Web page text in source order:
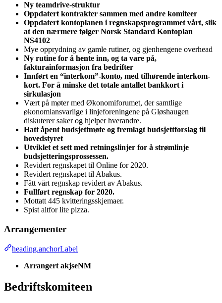
Ny teamdrive-struktur
Oppdatert kontrakter sammen med andre komiteer
Oppdatert kontoplanen i regnskapsprogrammet vårt, slik
at den nærmere følger Norsk Standard Kontoplan
NS4102
Mye opprydning av gamle rutiner, og gjenhengene overhead
Ny rutine for å hente inn, og ta vare på,
fakturainformasjon fra bedrifter
Innført en “interkom”-konto, med tilhørende interkom-
kort. For å minske det totale antallet bankkort i
sirkulasjon
Vært på møter med Økonomiforumet, der samtlige
økonomiansvarlige i linjeforeningene på Gløshaugen
diskuterer saker og hjelper hverandre.
Hatt åpent budsjettmøte og fremlagt budsjettforslag til
hovedstyret
Utviklet et sett med retningslinjer for å strømlinje
budsjetteringsprossessen.
Revidert regnskapet til Online for 2020.
Revidert regnskapet til Abakus.
Fått vårt regnskap revidert av Abakus.
Fullført regnskap for 2020.
Mottatt 445 kvitteringsskjemaer.
Spist altfor lite pizza.
Arrangementer
heading.anchorLabel
Arrangert akjseNM
Bedriftskomiteen